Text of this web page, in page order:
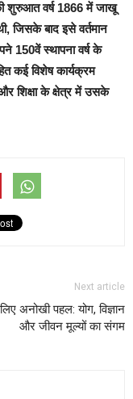
शुरुआत वर्ष 1866 में जाखू
जिसके बाद इसे वर्तमान
150वें स्थापना वर्ष के
कई विशेष कार्यक्रम
शिक्षा के क्षेत्र में उसके
Next article
अनोखी पहल: योग, विज्ञान
और जीवन मूल्यों का संगम